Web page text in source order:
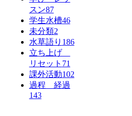
スン87
学生水槽46
未分類2
水草語り 186
立ち上げ
リセット 71
課外活動102
過程 経過
143